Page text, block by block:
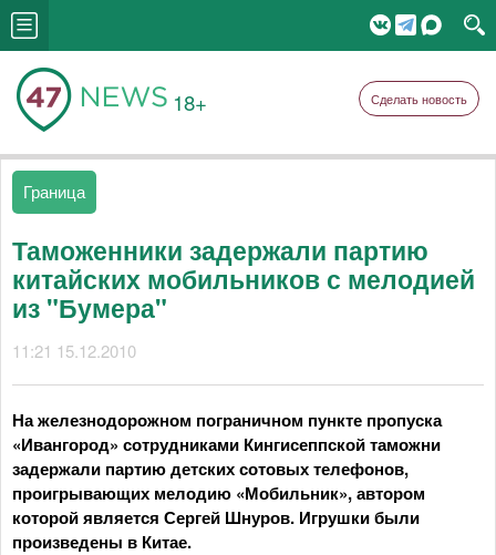
18+ Сделать новость
Граница
Таможенники задержали партию
китайских мобильников с мелодией
из "Бумера"
11:21 15.12.2010
На железнодорожном пограничном пункте пропуска
«Ивангород» сотрудниками Кингисеппской таможни
задержали партию детских сотовых телефонов,
проигрывающих мелодию «Мобильник», автором
которой является Сергей Шнуров. Игрушки были
произведены в Китае.